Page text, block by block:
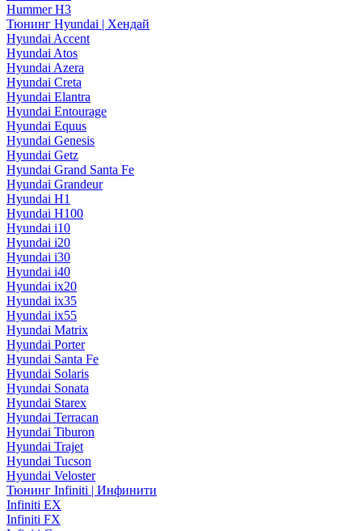
Hummer H3
Тюнинг Hyundai | Хендай
Hyundai Accent
Hyundai Atos
Hyundai Azera
Hyundai Creta
Hyundai Elantra
Hyundai Entourage
Hyundai Equus
Hyundai Genesis
Hyundai Getz
Hyundai Grand Santa Fe
Hyundai Grandeur
Hyundai H1
Hyundai H100
Hyundai i10
Hyundai i20
Hyundai i30
Hyundai i40
Hyundai ix20
Hyundai ix35
Hyundai ix55
Hyundai Matrix
Hyundai Porter
Hyundai Santa Fe
Hyundai Solaris
Hyundai Sonata
Hyundai Starex
Hyundai Terracan
Hyundai Tiburon
Hyundai Trajet
Hyundai Tucson
Hyundai Veloster
Тюнинг Infiniti | Инфинити
Infiniti EX
Infiniti FX